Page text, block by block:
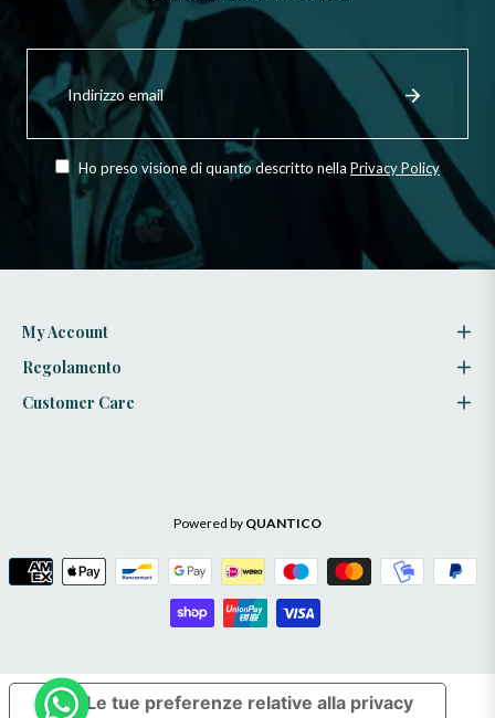
ultime
novità,
Registrati
Ho preso visione di quanto descritto nella Privacy Policy
My Account
Regolamento
Customer Care
Powered by QUANTICO
Le tue preferenze relative alla privacy